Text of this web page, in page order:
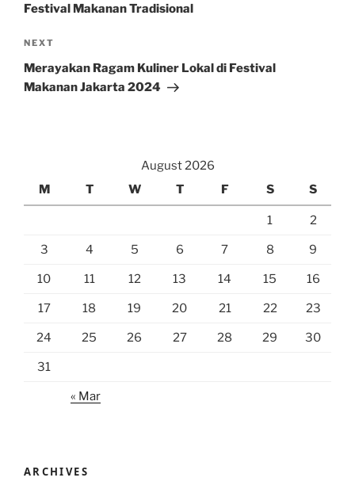
Festival Makanan Tradisional
Next
Post
NEXT
Merayakan Ragam Kuliner Lokal di Festival
Makanan Jakarta 2024
August 2026
M
T W T F S S
1 2
3 4 5 6 7 8 9
10 11 12 13 14 15 16
17 18 19 20 21 22 23
24 25 26 27 28 29 30
31
« Mar
ARCHIVES